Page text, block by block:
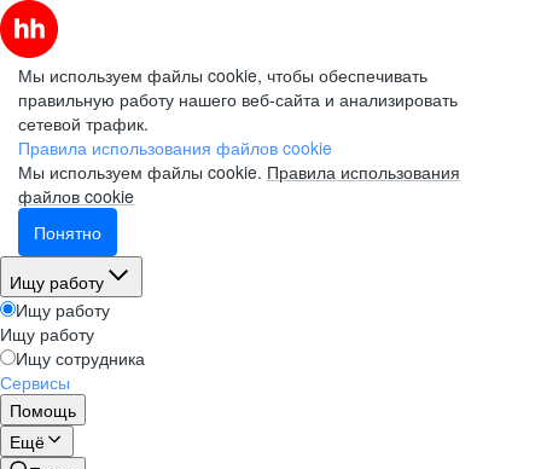
Мы используем файлы cookie, чтобы обеспечивать
правильную работу нашего веб-сайта и анализировать
сетевой трафик.
Правила использования файлов cookie
Мы используем файлы cookie. Правила использования
файлов cookie
Понятно
Ищу работу
Ищу работу
Ищу работу
Ищу сотрудника
Сервисы
Помощь
Ещё